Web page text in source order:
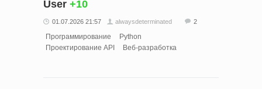
User +10
01.07.2026 21:57 alwaysdeterminated 2
Программирование
Python
Проектирование API
Веб-разработка